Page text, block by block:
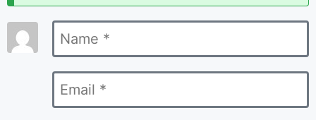
marked
Name
*
Email
*